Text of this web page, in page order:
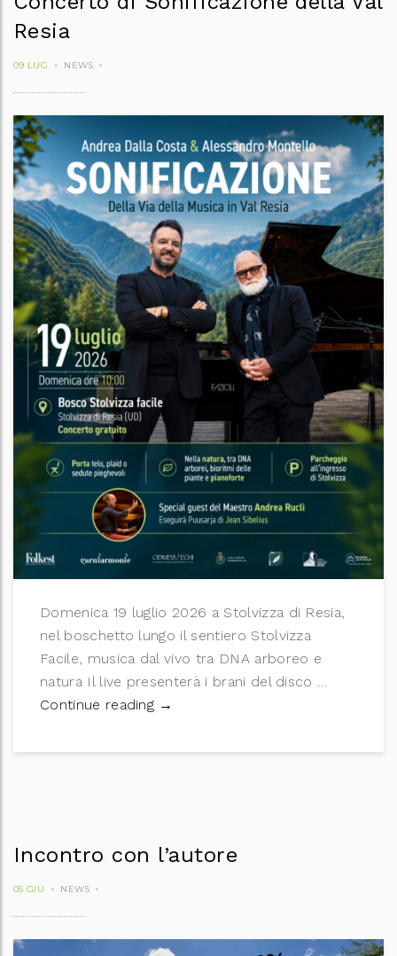
Resia
09 LUG NEWS
Domenica 19 luglio 2026 a Stolvizza di Resia,
nel boschetto lungo il sentiero Stolvizza
Facile, musica dal vivo tra DNA arboreo e
natura Il live presenterà i brani del disco …
Continue reading Concerto di Sonificazione della Val
→
Incontro con l’autore
05 GIU NEWS